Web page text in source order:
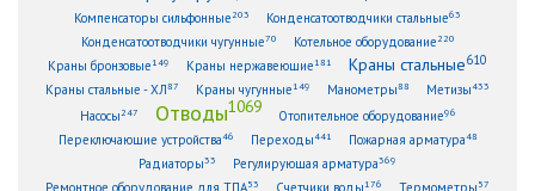
Компенсаторы сильфонные 203 Конденсатоотводчики стальные63
Конденсатоотводчики чугунные70 Котельное оборудование 220
Краны бронзовые149 Краны нержавеющие181 Краны стальные610
Краны стальные - ХЛ87 Краны чугунные149 Манометры88 Метизы433
Насосы 247 Отводы1069 Отопительное оборудование96
Переключающие устройства46 Переходы441 Пожарная арматура48
Радиаторы33 Регулирующая арматура369
Ремонтное оборудование для ТПА53 Счетчики воды176 Термометры 57